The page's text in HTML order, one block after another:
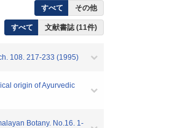
すべて その他
すべて 文献書誌 (11件)
108. 217-233 (1995)
origin of Ayurvedic
Botany. No.16. 1-